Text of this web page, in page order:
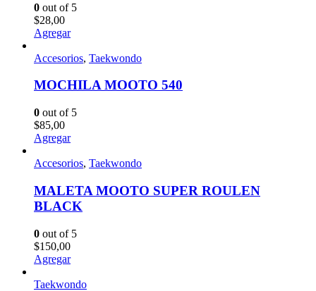
0 out of 5
$28,00
Agregar
Accesorios, Taekwondo
MOCHILA MOOTO 540
0 out of 5
$85,00
Agregar
Accesorios, Taekwondo
MALETA MOOTO SUPER ROULEN
BLACK
0 out of 5
$150,00
Agregar
Taekwondo